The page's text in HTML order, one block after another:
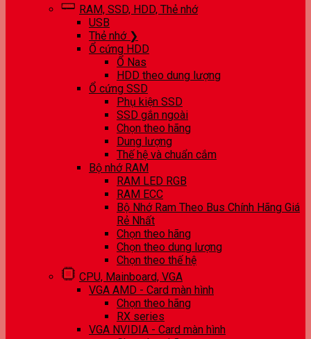
RAM, SSD, HDD, Thẻ nhớ
USB
Thẻ nhớ ❯
Ổ cứng HDD
Ổ Nas
HDD theo dung lượng
Ổ cứng SSD
Phụ kiện SSD
SSD gắn ngoài
Chọn theo hãng
Dung lượng
Thế hệ và chuẩn cắm
Bộ nhớ RAM
RAM LED RGB
RAM ECC
Bộ Nhớ Ram Theo Bus Chính Hãng Giá
Rẻ Nhất
Chọn theo hãng
Chọn theo dung lượng
Chọn theo thế hệ
CPU, Mainboard, VGA
VGA AMD - Card màn hình
Chọn theo hãng
RX series
VGA NVIDIA - Card màn hình